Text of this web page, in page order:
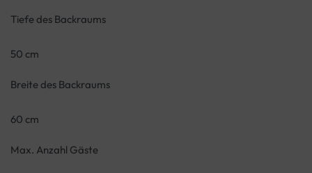
Tiefe des Backraums
50 cm
Breite des Backraums
60 cm
Max. Anzahl Gäste